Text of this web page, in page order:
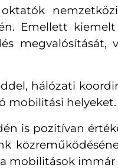
Emellett
megvalósítását,
hálózati
mobilitási helyeket.
is pozitívan
mobilitások